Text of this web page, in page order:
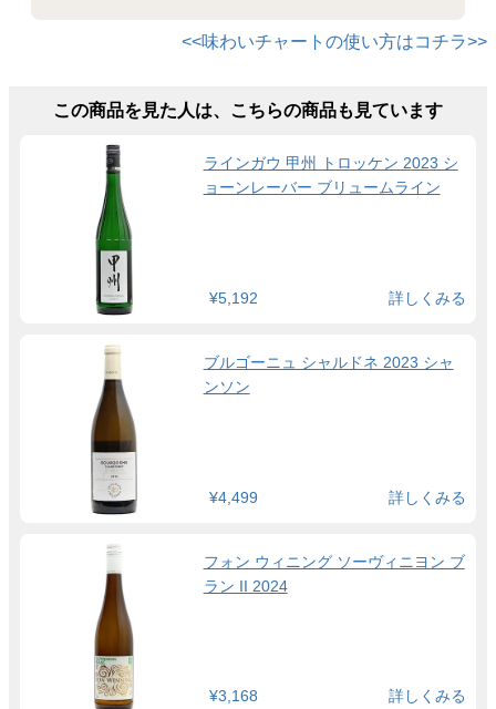
<<味わいチャートの使い方はコチラ>>
この商品を見た人は、こちらの商品も見ています
ラインガウ 甲州 トロッケン 2023 シ
ョーンレーバー ブリュームライン
¥5,192 詳しくみる
ブルゴーニュ シャルドネ 2023 シャ
ンソン
¥4,499 詳しくみる
フォン ウィニング ソーヴィニヨン ブ
ラン II 2024
¥3,168 詳しくみる